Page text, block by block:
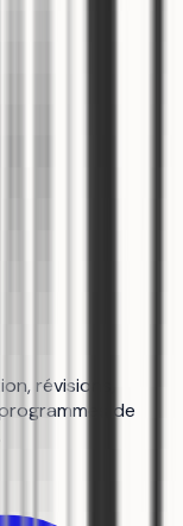
révisions,
de